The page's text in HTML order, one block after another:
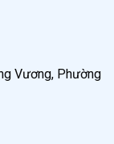
dầu 50 lít
Vương, Phường